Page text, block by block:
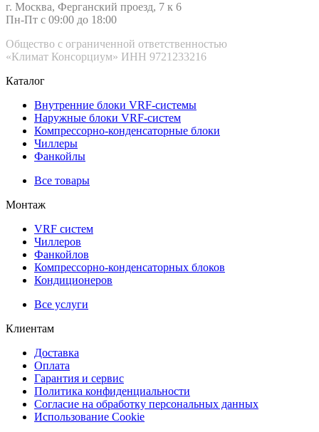
г. Москва, Ферганский проезд, 7 к 6
Пн-Пт с 09:00 до 18:00
Общество с ограниченной ответственностью
«Климат Консорциум» ИНН 9721233216
Каталог
Внутренние блоки VRF-cистемы
Наружные блоки VRF-cистем
Компрессорно-конденсаторные блоки
Чиллеры
Фанкойлы
Все товары
Монтаж
VRF систем
Чиллеров
Фанкойлов
Компрессорно-конденсаторных блоков
Кондиционеров
Все услуги
Клиентам
Доставка
Оплата
Гарантия и сервис
Политика конфиденциальности
Согласие на обработку персональных данных
Использование Cookie